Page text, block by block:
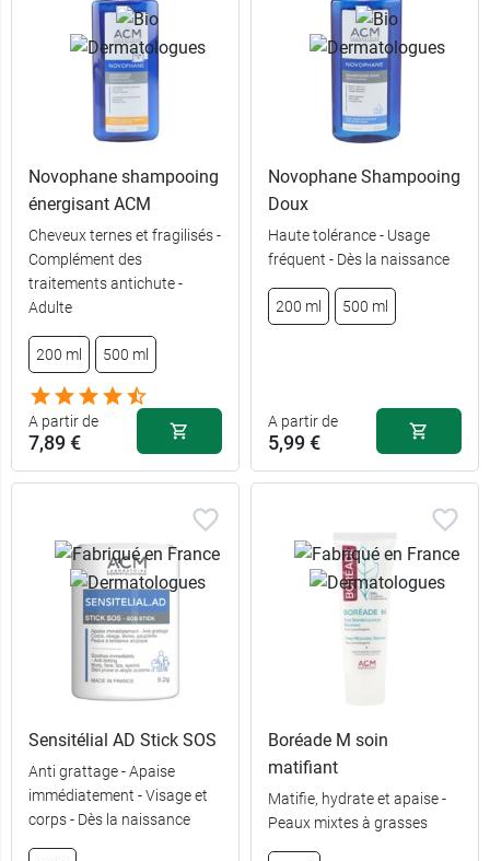
200 ml 10,49 €
Novophane shampooing
énergisant ACM
Cheveux ternes et fragilisés -
Complément des
traitements antichute -
Adulte
200 ml 500 ml
A partir de
7,89 €
Novophane Shampooing
Doux
Haute tolérance - Usage
fréquent - Dès la naissance
200 ml 500 ml
A partir de
5,99 €
Sensitélial AD Stick SOS
Anti grattage - Apaise
immédiatement - Visage et
corps - Dès la naissance
Boréade M soin
matifiant
Matifie, hydrate et apaise -
Peaux mixtes à grasses